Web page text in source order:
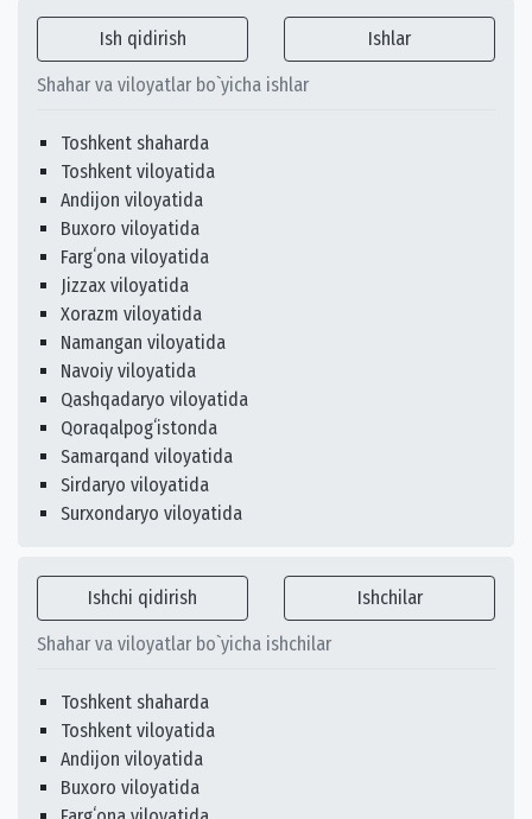
Ish qidirish Ishlar
Shahar va viloyatlar bo`yicha ishlar
Toshkent shaharda
Toshkent viloyatida
Andijon viloyatida
Buxoro viloyatida
Fargʻona viloyatida
Jizzax viloyatida
Xorazm viloyatida
Namangan viloyatida
Navoiy viloyatida
Qashqadaryo viloyatida
Qoraqalpogʻistonda
Samarqand viloyatida
Sirdaryo viloyatida
Surxondaryo viloyatida
Ishchi qidirish Ishchilar
Shahar va viloyatlar bo`yicha ishchilar
Toshkent shaharda
Toshkent viloyatida
Andijon viloyatida
Buxoro viloyatida